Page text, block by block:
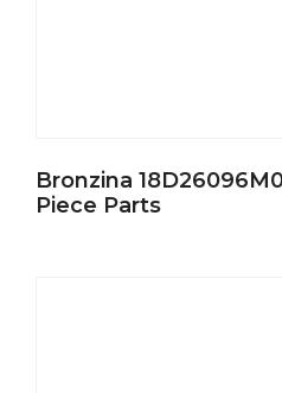
Bronzina
Piece Parts